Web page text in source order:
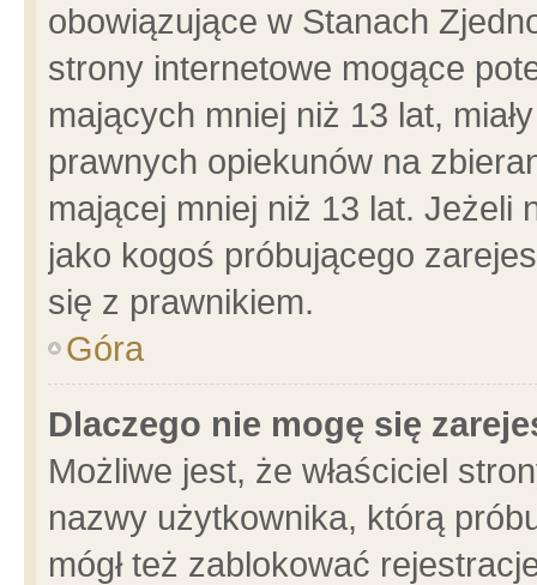
obowiązujące w Stanach
strony internetowe mogące
mających mniej niż 13 lat,
prawnych opiekunów na
mającej mniej niż 13 lat. Jeżeli
jako kogoś próbującego
się z prawnikiem.
Góra
Dlaczego nie mogę się
Możliwe jest, że właściciel
nazwy użytkownika, którą
mógł też zablokować